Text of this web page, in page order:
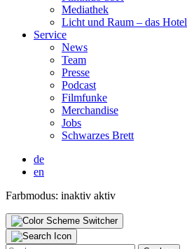
Media­thek
Licht und Raum – das Hotel
Ser­vice
News
Team
Pres­se
Pod­cast
Film­fun­ke
Mer­chan­di­se
Jobs
Schwar­zes Brett
de
en
Farbmodus: inaktiv aktiv